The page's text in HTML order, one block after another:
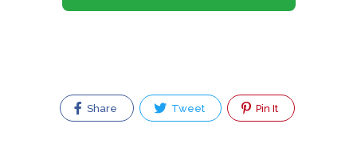
Share Tweet Pin It